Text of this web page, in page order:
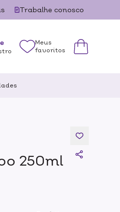
Trabalhe conosco
Meus
favoritos
250ml